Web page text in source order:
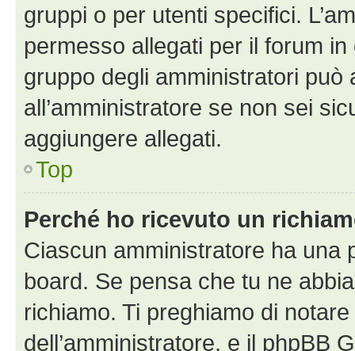
gruppi o per utenti specifici.
permesso allegati per il forum
gruppo degli amministratori può
all’amministratore se non sei
aggiungere allegati.
Top
Perché ho ricevuto un
Ciascun amministratore ha una
board. Se pensa che tu ne
richiamo. Ti preghiamo di
dell’amministratore, e il phpBB